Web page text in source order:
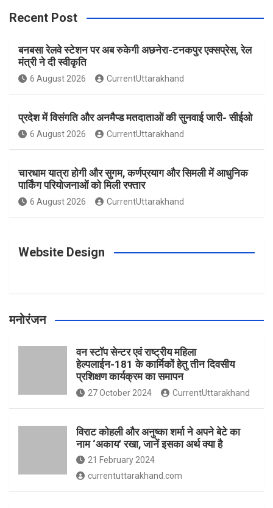
c
e
b
o
o
k
s
a
g
r
a
n
e
r
e
s
i
t
e
r
u
T
u
e
Recent Post
बनबसा रेलवे स्टेशन पर अब रुकेगी अछनेरा-टनकपुर एक्सप्रेस, रेल
मंत्री ने दी स्वीकृति
6 August 2026 CurrentUttarakhand
प्रदेश में विसंगति और अनमैप्ड मतदाताओं की सुनवाई जारी- सीईओ
6 August 2026 CurrentUttarakhand
चारधाम यात्रा होगी और सुगम, कर्णप्रयाग और सिमली में आधुनिक
पार्किंग परियोजनाओं को मिली रफ्तार
6 August 2026 CurrentUttarakhand
Website Design
मनोरंजन
वन स्टॉप सेन्टर एवं राष्ट्रीय महिला
हेल्पलाईन-181 के कार्मिकों हेतु तीन दिवसीय
प्रशिक्षण कार्यक्रम का समापन
27 October 2024 CurrentUttarakhand
विराट कोहली और अनुष्का शर्मा ने अपने बेटे का
नाम ‘अकाय’ रखा, जानें इसका अर्थ क्‍या है
21 February 2024
currentuttarakhand.com